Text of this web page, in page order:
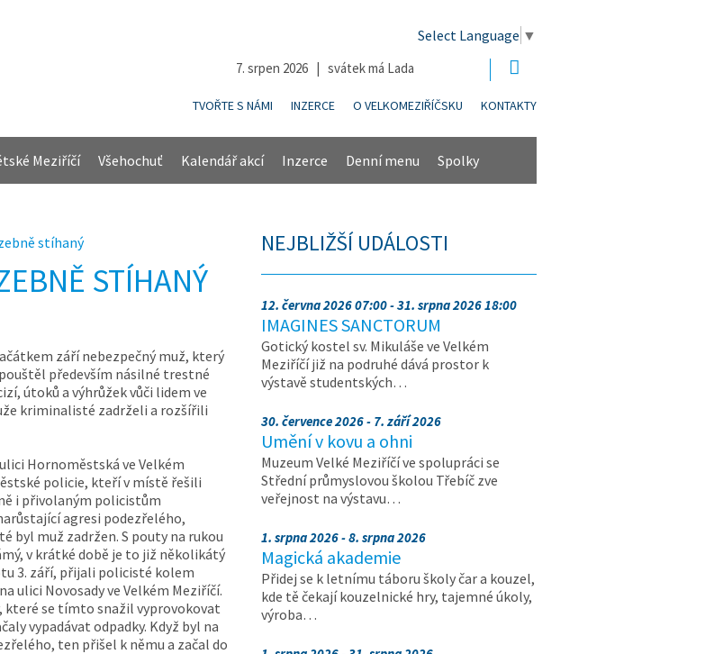
Select Language ▼
7. srpen 2026 | svátek má Lada
TVOŘTE S NÁMI INZERCE O VELKOMEZIŘÍČSKU KONTAKTY
Meziříčí Všehochuť Kalendář akcí Inzerce Denní menu Spolky
stíhaný
STÍHANÝ
září nebezpečný muž, který
především násilné trestné
útoků a výhrůžek vůči lidem ve
kriminalisté zadrželi a rozšířili
Hornoměstská ve Velkém
policie, kteří v místě řešili
i přivolaným policistům
agresi podezřelého,
byl muž zadržen. S pouty na rukou
v krátké době je to již několikátý
3. září, přijali policisté kolem
ulici Novosady ve Velkém Meziříčí.
které se tímto snažil vyprovokovat
vypadávat odpadky. Když byl na
ten přišel k němu a začal do
NEJBLIŽŠÍ UDÁLOSTI
12. června 2026 07:00 - 31. srpna 2026 18:00
IMAGINES SANCTORUM
Gotický kostel sv. Mikuláše ve Velkém
Meziříčí již na podruhé dává prostor k
výstavě studentských…
30. července 2026 - 7. září 2026
Umění v kovu a ohni
Muzeum Velké Meziříčí ve spolupráci se
Střední průmyslovou školou Třebíč zve
veřejnost na výstavu…
1. srpna 2026 - 8. srpna 2026
Magická akademie
Přidej se k letnímu táboru školy čar a kouzel,
kde tě čekají kouzelnické hry, tajemné úkoly,
výroba…